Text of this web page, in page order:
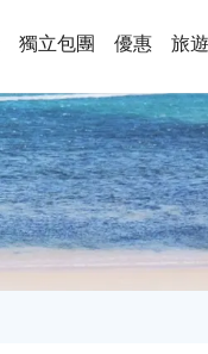
獨立包團 優惠 旅